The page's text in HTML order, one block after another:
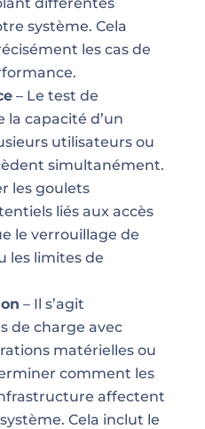
système. Cela
les cas de
– Le test de
la capacité d’un
utilisateurs ou
simultanément.
les goulets
liés aux accès
le verrouillage de
les limites de
– Il s’agit
de charge avec
matérielles ou
comment les
affectent
Cela inclut le